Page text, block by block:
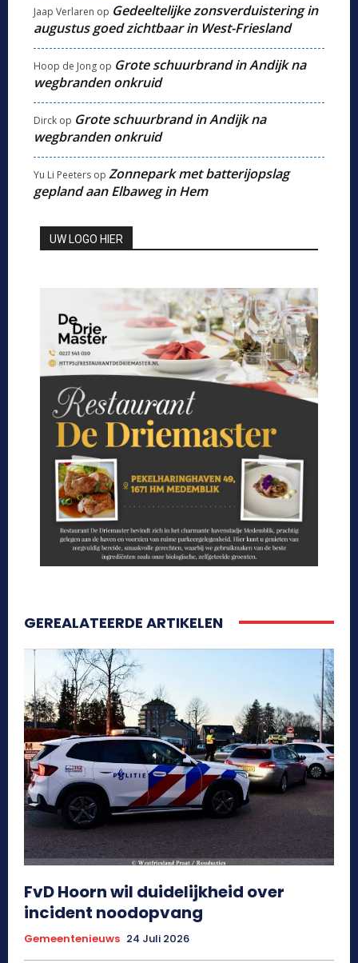
Jaap Verlaren op Gedeeltelijke zonsverduistering in
augustus goed zichtbaar in West-Friesland
Hoop de Jong op Grote schuurbrand in Andijk na
wegbranden onkruid
Dirck op Grote schuurbrand in Andijk na
wegbranden onkruid
Yu Li Peeters op Zonnepark met batterijopslag
gepland aan Elbaweg in Hem
UW LOGO HIER
GEREALATEERDE ARTIKELEN
FvD Hoorn wil duidelijkheid over
incident noodopvang
Gemeentenieuws 24 Juli 2026